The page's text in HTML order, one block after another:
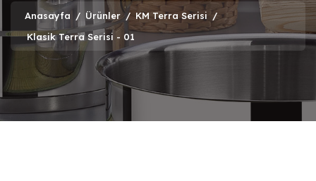
Anasayfa / Ürünler / KM Terra Serisi /
Klasik Terra Serisi - 01